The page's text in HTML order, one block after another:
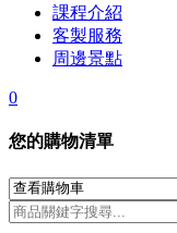
課程介紹
客製服務
周邊景點
0
您的購物清單